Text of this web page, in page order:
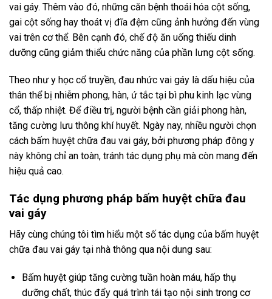
vai gáy. Thêm vào đó, những căn bệnh thoái hóa cột sống,
gai cột sống hay thoát vị đĩa đệm cũng ảnh hưởng đến vùng
vai trên cơ thể. Bên cạnh đó, chế độ ăn uống thiếu dinh
dưỡng cũng giảm thiểu chức năng của phần lưng cột sống.
Theo như y học cổ truyền, đau nhức vai gáy là dấu hiệu của
thân thể bị nhiễm phong, hàn, ứ tắc tại bì phu kinh lạc vùng
cổ, thấp nhiệt. Để điều trị, người bệnh cần giải phong hàn,
tăng cường lưu thông khí huyết. Ngày nay, nhiều người chọn
cách bấm huyệt chữa đau vai gáy, bởi phương pháp đông y
này không chỉ an toàn, tránh tác dụng phụ mà còn mang đến
hiệu quả cao.
Tác dụng phương pháp bấm huyệt chữa đau
vai gáy
Hãy cùng chúng tôi tìm hiểu một số tác dụng của bấm huyệt
chữa đau vai gáy tại nhà thông qua nội dung sau:
Bấm huyệt giúp tăng cường tuần hoàn máu, hấp thụ
dưỡng chất, thúc đẩy quá trình tái tạo nội sinh trong cơ